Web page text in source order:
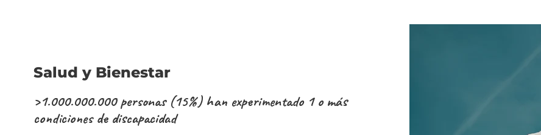
Salud y Bienestar
>1.000.000.000 personas (15%) han experimentado 1 o más
condiciones de discapacidad